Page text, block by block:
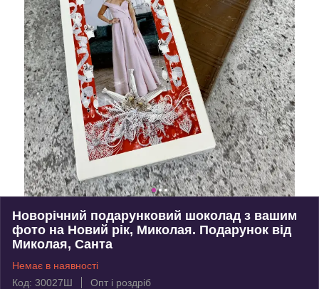
Новорічний подарунковий шоколад з вашим
фото на Новий рік, Миколая. Подарунок від
Миколая, Санта
Немає в наявності
Код: 30027Ш
Опт і роздріб